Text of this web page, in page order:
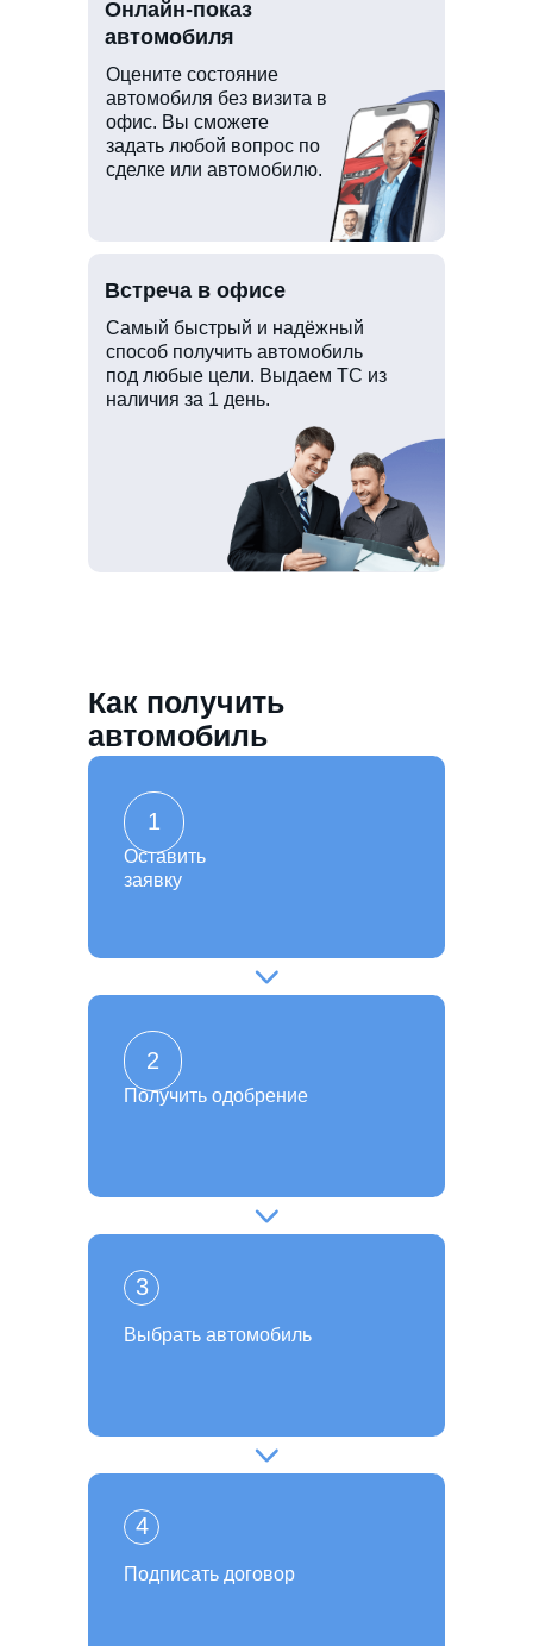
Оцените состояние
автомобиля без визита в
офис. Вы сможете
задать любой вопрос по
сделке или автомобилю.
Самый быстрый и надёжный
способ получить автомобиль
под любые цели. Выдаем ТС из
наличия за 1 день.
Онлайн-показ
автомобиля
Встреча в офисе
Как получить
автомобиль
Подписать договор
4
Выбрать автомобиль
3
Получить одобрение
2
Оставить
заявку
1